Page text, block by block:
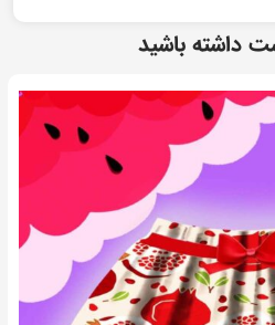
داشته باشید